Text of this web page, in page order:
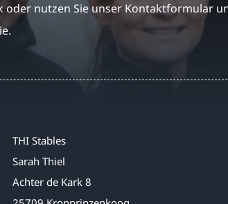
oder nutzen Sie unser Kontaktformular
THI Stables
Sarah Thiel
Achter de Kark 8